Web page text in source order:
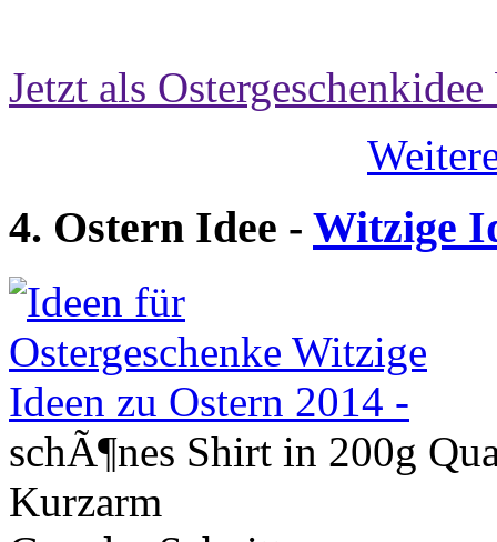
Jetzt als
4. Ostern Idee - Witzige
schÃ¶nes Shirt in 200g
Kurzarm